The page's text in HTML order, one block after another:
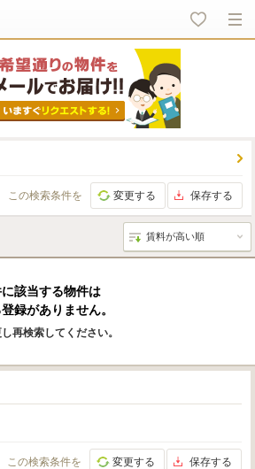
この検索条件を 変更する 保存する
該当する物件は
録がありません。
再検索してください。
この検索条件を 変更する 保存する